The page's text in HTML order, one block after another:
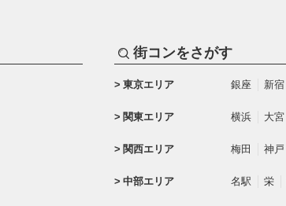
街コンをさがす
東京エリア 銀座 新宿
関東エリア 横浜 大宮
関西エリア 梅田 神戸
中部エリア 名駅 栄